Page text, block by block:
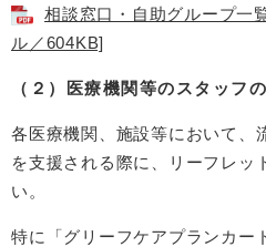
相談窓口・自助グループ一
ル／604KB]
（２）医療機関等のスタッフ
各医療機関、施設等において、
を支援される際に、リーフレッ
い。
特に「グリーフケアプランカー